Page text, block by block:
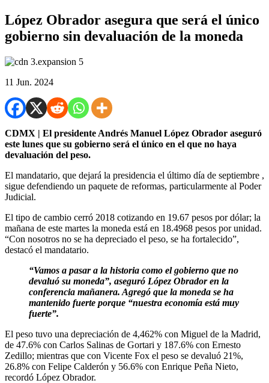
López Obrador asegura que será el único
gobierno sin devaluación de la moneda
11 Jun. 2024
CDMX | El presidente Andrés Manuel López Obrador aseguró
este lunes que su gobierno será el único en el que no haya
devaluación del peso.
El mandatario, que dejará la presidencia el último día de septiembre ,
sigue defendiendo un paquete de reformas, particularmente al Poder
Judicial.
El tipo de cambio cerró 2018 cotizando en 19.67 pesos por dólar; la
mañana de este martes la moneda está en 18.4968 pesos por unidad.
“Con nosotros no se ha depreciado el peso, se ha fortalecido”,
destacó el mandatario.
“Vamos a pasar a la historia como el gobierno que no
devaluó su moneda”, aseguró López Obrador en la
conferencia mañanera. Agregó que la moneda se ha
mantenido fuerte porque “nuestra economía está muy
fuerte”.
El peso tuvo una depreciación de 4,462% con Miguel de la Madrid,
de 47.6% con Carlos Salinas de Gortari y 187.6% con Ernesto
Zedillo; mientras que con Vicente Fox el peso se devaluó 21%,
26.8% con Felipe Calderón y 56.6% con Enrique Peña Nieto,
recordó López Obrador.